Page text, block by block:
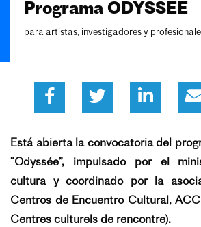
Programa ODYSSEE
para artistas, investigadores y
Está abierta la convocatoria del
“Odyssée”, impulsado por el
cultura y coordinado por la
Centros de Encuentro Cultural,
Centres culturels de rencontre).